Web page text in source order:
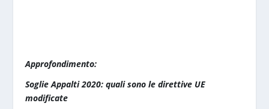
Approfondimento:
Soglie Appalti 2020: quali sono le direttive UE
modificate